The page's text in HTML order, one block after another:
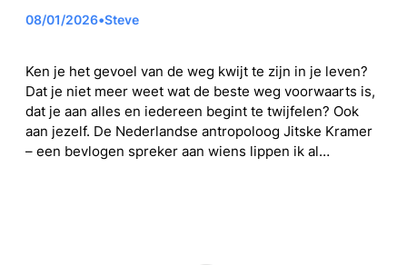
08/01/2026•Steve
Ken je het gevoel van de weg kwijt te zijn in je leven?
Dat je niet meer weet wat de beste weg voorwaarts is,
dat je aan alles en iedereen begint te twijfelen? Ook
aan jezelf. De Nederlandse antropoloog Jitske Kramer
– een bevlogen spreker aan wiens lippen ik al…